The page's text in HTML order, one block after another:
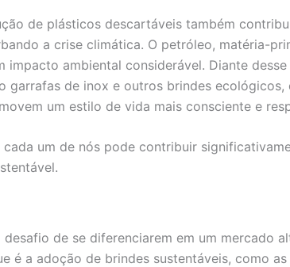
de plásticos descartáveis também
a crise climática. O petróleo, matéria-
ambiental considerável. Diante
garrafas de inox e outros brindes ecológicos,
um estilo de vida mais consciente e
um de nós pode contribuir
de se diferenciarem em um mercado
é a adoção de brindes sustentáveis, como